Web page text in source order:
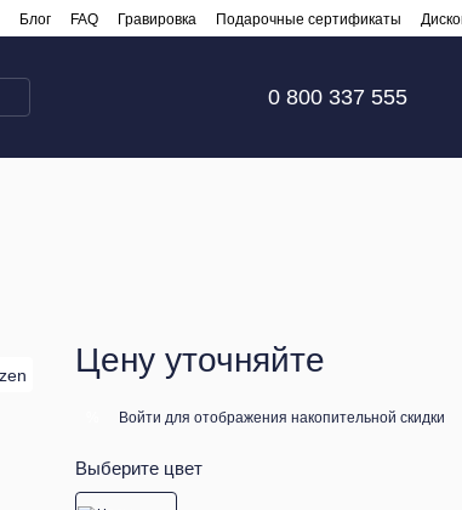
Блог FAQ Гравировка Подарочные сертификаты
0 800 337 555
Цену уточняйте
Войти для отображения накопительной скидки
Выберите цвет